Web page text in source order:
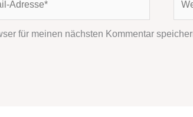
für meinen nächsten Kommentar